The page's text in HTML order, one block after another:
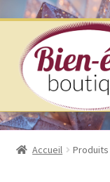
Aller
la
navigation
Aller
contenu
BOUTIQUE
Accueil